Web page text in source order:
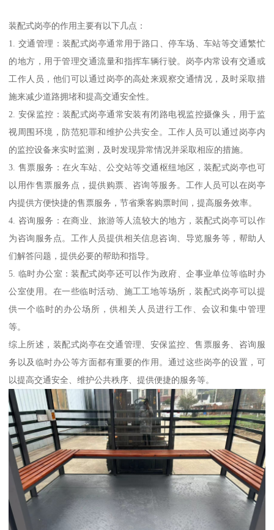
装配式岗亭的作用主要有以下几点：
1. 交通管理：装配式岗亭通常用于路口、停车场、车站等交通繁忙
的地方，用于管理交通流量和指挥车辆行驶。岗亭内常设有交通或
工作人员，他们可以通过岗亭的高处来观察交通情况，及时采取措
施来减少道路拥堵和提高交通安全性。
2. 安保监控：装配式岗亭通常安装有闭路电视监控摄像头，用于监
视周围环境，防范犯罪和维护公共安全。工作人员可以通过岗亭内
的监控设备来实时监测，及时发现异常情况并采取相应的措施。
3. 售票服务：在火车站、公交站等交通枢纽地区，装配式岗亭也可
以用作售票服务点，提供购票、咨询等服务。工作人员可以在岗亭
内提供方便快捷的售票服务，节省乘客购票时间，提高服务效率。
4. 咨询服务：在商业、旅游等人流较大的地方，装配式岗亭可以作
为咨询服务点。工作人员提供相关信息咨询、导览服务等，帮助人
们解答问题，提供必要的帮助和指导。
5. 临时办公室：装配式岗亭还可以作为政府、企事业单位等临时办
公室使用。在一些临时活动、施工工地等场所，装配式岗亭可以提
供一个临时的办公场所，供相关人员进行工作、会议和集中管理
等。
综上所述，装配式岗亭在交通管理、安保监控、售票服务、咨询服
务以及临时办公等方面都有重要的作用。通过这些岗亭的设置，可
以提高交通安全、维护公共秩序、提供便捷的服务等。